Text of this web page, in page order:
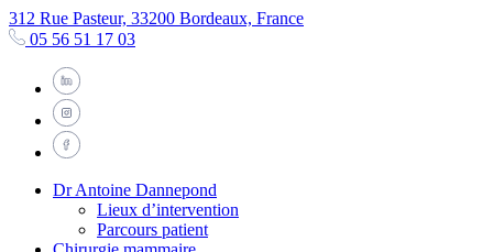
312 Rue Pasteur, 33200 Bordeaux, France
05 56 51 17 03
Dr Antoine Dannepond
Lieux d’intervention
Parcours patient